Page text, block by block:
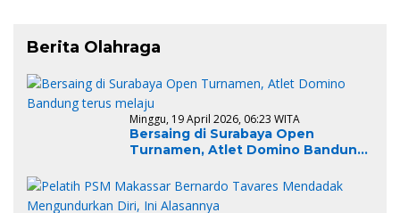
Berita Olahraga
Minggu, 19 April 2026, 06:23 WITA
Bersaing di Surabaya Open
Turnamen, Atlet Domino Bandung